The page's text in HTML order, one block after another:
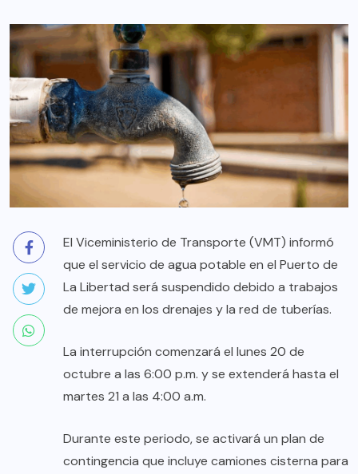
El Viceministerio de Transporte (VMT) informó
que el servicio de agua potable en el Puerto de
La Libertad será suspendido debido a trabajos
de mejora en los drenajes y la red de tuberías.
La interrupción comenzará el lunes 20 de
octubre a las 6:00 p.m. y se extenderá hasta el
martes 21 a las 4:00 a.m.
Durante este periodo, se activará un plan de
contingencia que incluye camiones cisterna para